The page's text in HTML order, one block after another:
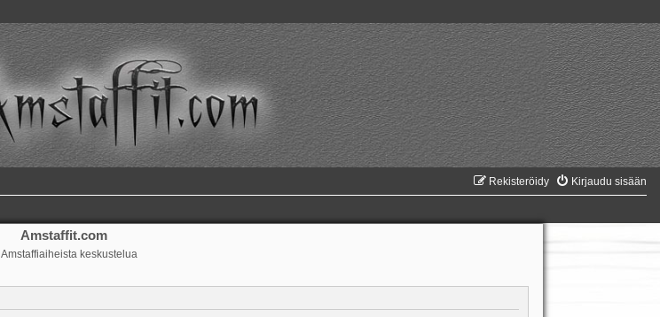
Kirjaudu sisään
Rekisteröidy
Amstaffit.com
Amstaffiaiheista keskustelua